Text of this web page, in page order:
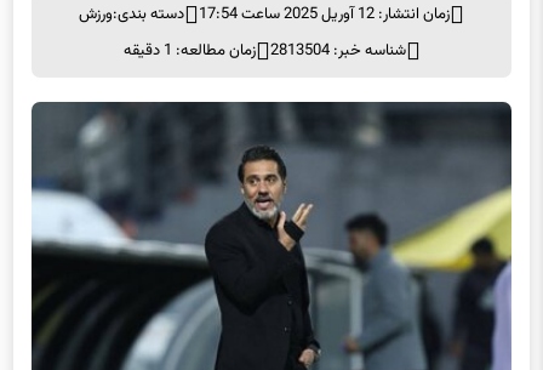
زمان انتشار: 12 آوریل 2025 ساعت 17:54 دسته بندی:ورزش
شناسه خبر: 2813504
زمان مطالعه: 1 دقیقه